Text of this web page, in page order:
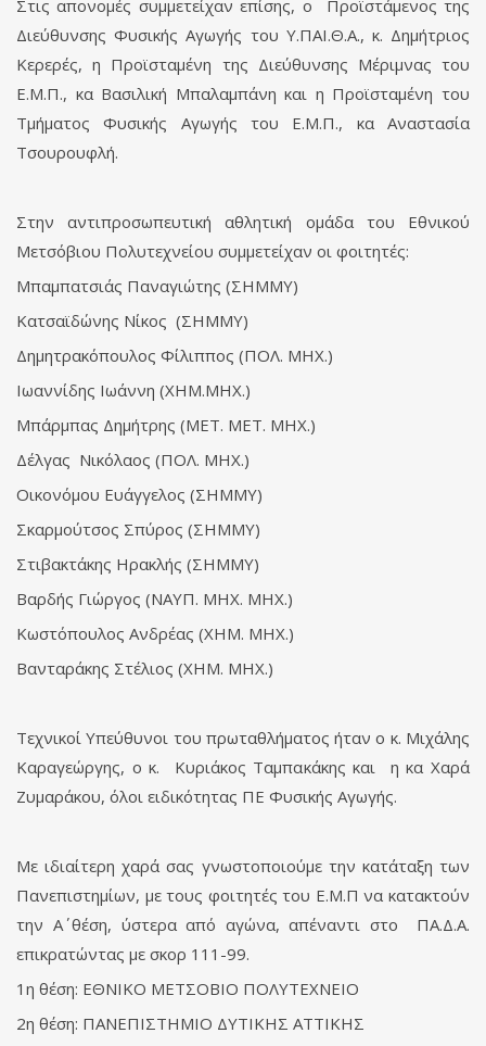
Στις απονομές συμμετείχαν επίσης, ο Προϊστάμενος της
Διεύθυνσης Φυσικής Αγωγής του Υ.ΠΑΙ.Θ.Α., κ. Δημήτριος
Κερερές, η Προϊσταμένη της Διεύθυνσης Μέριμνας του
Ε.Μ.Π., κα Βασιλική Μπαλαμπάνη και η Προϊσταμένη του
Τμήματος Φυσικής Αγωγής του Ε.Μ.Π., κα Αναστασία
Τσουρουφλή.
Στην αντιπροσωπευτική αθλητική ομάδα του Εθνικού
Μετσόβιου Πολυτεχνείου συμμετείχαν οι φοιτητές:
Μπαμπατσιάς Παναγιώτης (ΣΗΜΜΥ)
Κατσαϊδώνης Νίκος (ΣΗΜΜΥ)
Δημητρακόπουλος Φίλιππος (ΠΟΛ. ΜΗΧ.)
Ιωαννίδης Ιωάννη (ΧΗΜ.ΜΗΧ.)
Μπάρμπας Δημήτρης (ΜΕΤ. ΜΕΤ. ΜΗΧ.)
Δέλγας Νικόλαος (ΠΟΛ. ΜΗΧ.)
Οικονόμου Ευάγγελος (ΣΗΜΜΥ)
Σκαρμούτσος Σπύρος (ΣΗΜΜΥ)
Στιβακτάκης Ηρακλής (ΣΗΜΜΥ)
Βαρδής Γιώργος (ΝΑΥΠ. ΜΗΧ. ΜΗΧ.)
Κωστόπουλος Ανδρέας (ΧΗΜ. ΜΗΧ.)
Βανταράκης Στέλιος (ΧΗΜ. ΜΗΧ.)
Τεχνικοί Υπεύθυνοι του πρωταθλήματος ήταν ο κ. Μιχάλης
Καραγεώργης, ο κ. Κυριάκος Ταμπακάκης και η κα Χαρά
Ζυμαράκου, όλοι ειδικότητας ΠΕ Φυσικής Αγωγής.
Με ιδιαίτερη χαρά σας γνωστοποιούμε την κατάταξη των
Πανεπιστημίων, με τους φοιτητές του Ε.Μ.Π να κατακτούν
την Α΄ θέση, ύστερα από αγώνα, απέναντι στο ΠΑ.Δ.Α.
επικρατώντας με σκορ 111-99.
1η θέση: ΕΘΝΙΚΟ ΜΕΤΣΟΒΙΟ ΠΟΛΥΤΕΧΝΕΙΟ
2η θέση: ΠΑΝΕΠΙΣΤΗΜΙΟ ΔΥΤΙΚΗΣ ΑΤΤΙΚΗΣ